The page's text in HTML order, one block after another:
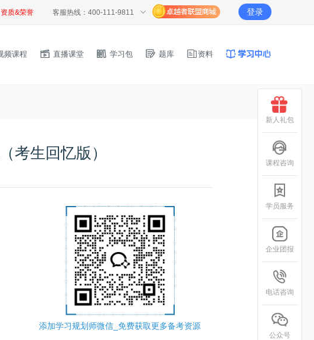
资质&荣誉 客服热线：400-111-9811 登录
频课程 直播课堂 学习包 题库 资料
考生回忆版）
添加学习规划师微信_免费获取更多备考资源
新人礼包
课程咨询
学员服务
企业团报
电话咨询
公众号